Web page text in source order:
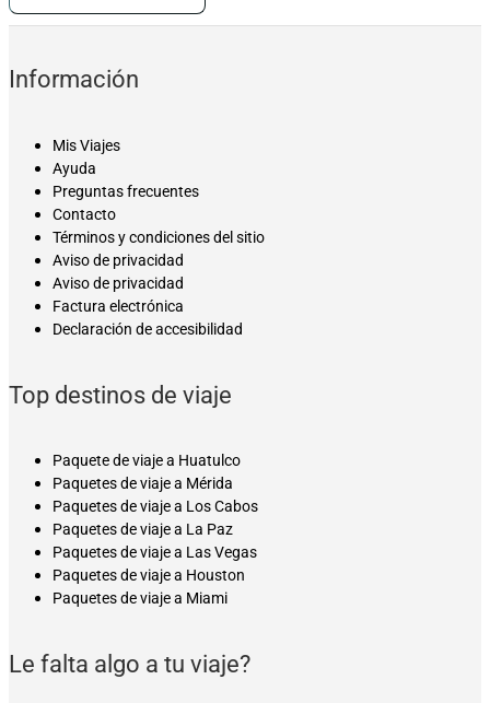
Información
Mis Viajes
Ayuda
Preguntas frecuentes
Contacto
Términos y condiciones del sitio
Aviso de privacidad
Aviso de privacidad
Factura electrónica
Declaración de accesibilidad
Top destinos de viaje
Paquete de viaje a Huatulco
Paquetes de viaje a Mérida
Paquetes de viaje a Los Cabos
Paquetes de viaje a La Paz
Paquetes de viaje a Las Vegas
Paquetes de viaje a Houston
Paquetes de viaje a Miami
Le falta algo a tu viaje?